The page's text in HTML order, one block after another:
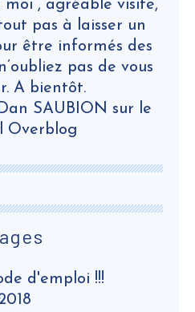
d'emploi !!!
moi , agréable visite,
pas à laisser un
être informés des
pas de vous
A bientôt.
SAUBION sur le
Overblog